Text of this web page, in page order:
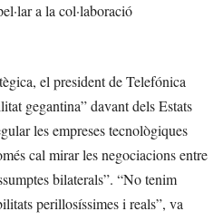
a la col·laboració
el president de Telefónica
gegantina” davant dels Estats
les empreses tecnològiques
cal mirar les negociacions entre
bilaterals”. “No tenim
perillosíssimes i reals”, va